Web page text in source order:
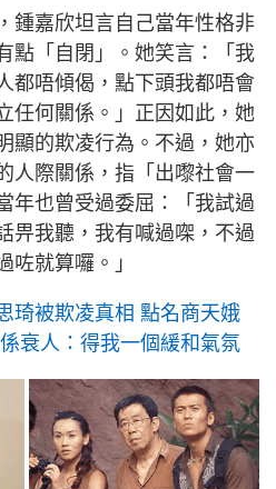
鍾嘉欣坦言自己當年性格非
點「自閉」。她笑言：「我
都唔傾偈，點下頭我都唔會
任何關係。」正因如此，她
顯的欺凌行為。不過，她亦
人際關係，指「出嚟社會一
年也曾受過委屈：「我試過
畀我聽，我有喊過㗎，不過
就算囉。」
琦被欺凌真相 點名商天娥
衰人：得我一個緩和氣氛